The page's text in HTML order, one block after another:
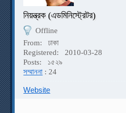
নিয়ন্ত্রক (এডমিনিস্ট্রেটর)
Offline
From:
ঢাকা
Registered:
2010-03-28
Posts:
১৫২৯
সম্মাননা : 24
Website